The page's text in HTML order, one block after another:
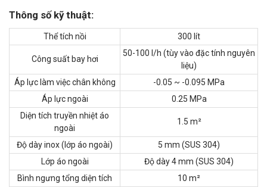
Thông số kỹ thuật:
Thể tích nồi 300 lít
Công suất bay hơi
50-100 l/h (tùy vào đặc tính nguyên
liệu)
Áp lực làm việc chân không
-0.05 ~ -0.095 MPa
Áp lực ngoài
0.25 MPa
Diện tích truyền nhiệt áo
ngoài
1.5 m²
Độ dày inox (lớp áo ngoài)
5 mm (SUS 304)
Lớp áo ngoài
Độ dày 4 mm (SUS 304)
Bình ngưng tổng diện tích
10 m²